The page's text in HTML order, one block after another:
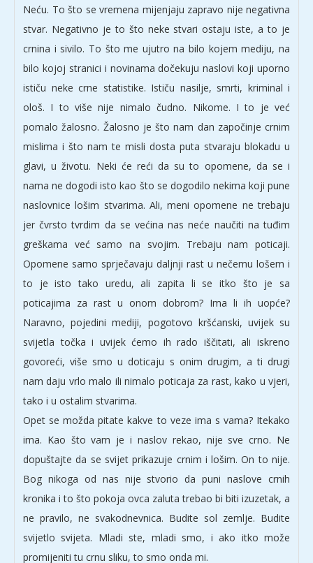
Neću. To što se vremena mijenjaju zapravo nije negativna
stvar. Negativno je to što neke stvari ostaju iste, a to je
crnina i sivilo. To što me ujutro na bilo kojem mediju, na
bilo kojoj stranici i novinama dočekuju naslovi koji uporno
ističu neke crne statistike. Ističu nasilje, smrti, kriminal i
ološ. I to više nije nimalo čudno. Nikome. I to je već
pomalo žalosno. Žalosno je što nam dan započinje crnim
mislima i što nam te misli dosta puta stvaraju blokadu u
glavi, u životu. Neki će reći da su to opomene, da se i
nama ne dogodi isto kao što se dogodilo nekima koji pune
naslovnice lošim stvarima. Ali, meni opomene ne trebaju
jer čvrsto tvrdim da se većina nas neće naučiti na tuđim
greškama već samo na svojim. Trebaju nam poticaji.
Opomene samo sprječavaju daljnji rast u nečemu lošem i
to je isto tako uredu, ali zapita li se itko što je sa
poticajima za rast u onom dobrom? Ima li ih uopće?
Naravno, pojedini mediji, pogotovo kršćanski, uvijek su
svijetla točka i uvijek ćemo ih rado iščitati, ali iskreno
govoreći, više smo u doticaju s onim drugim, a ti drugi
nam daju vrlo malo ili nimalo poticaja za rast, kako u vjeri,
tako i u ostalim stvarima.
Opet se možda pitate kakve to veze ima s vama? Itekako
ima. Kao što vam je i naslov rekao, nije sve crno. Ne
dopuštajte da se svijet prikazuje crnim i lošim. On to nije.
Bog nikoga od nas nije stvorio da puni naslove crnih
kronika i to što pokoja ovca zaluta trebao bi biti izuzetak, a
ne pravilo, ne svakodnevnica. Budite sol zemlje. Budite
svijetlo svijeta. Mladi ste, mladi smo, i ako itko može
promijeniti tu crnu sliku, to smo onda mi.